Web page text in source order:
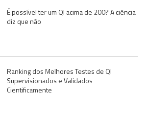
É possível ter um QI acima de 200? A ciência
diz que não
Ranking dos Melhores Testes de QI
Supervisionados e Validados
Cientificamente